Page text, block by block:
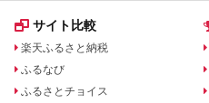
サイト比較
楽天ふるさと納税
ふるなび
ふるさとチョイス